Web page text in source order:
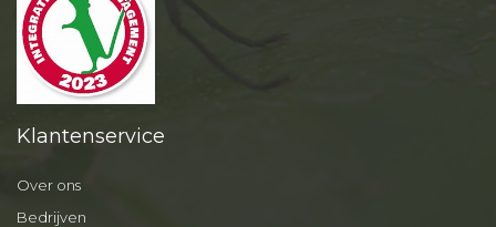
Klantenservice
Over ons
Bedrijven